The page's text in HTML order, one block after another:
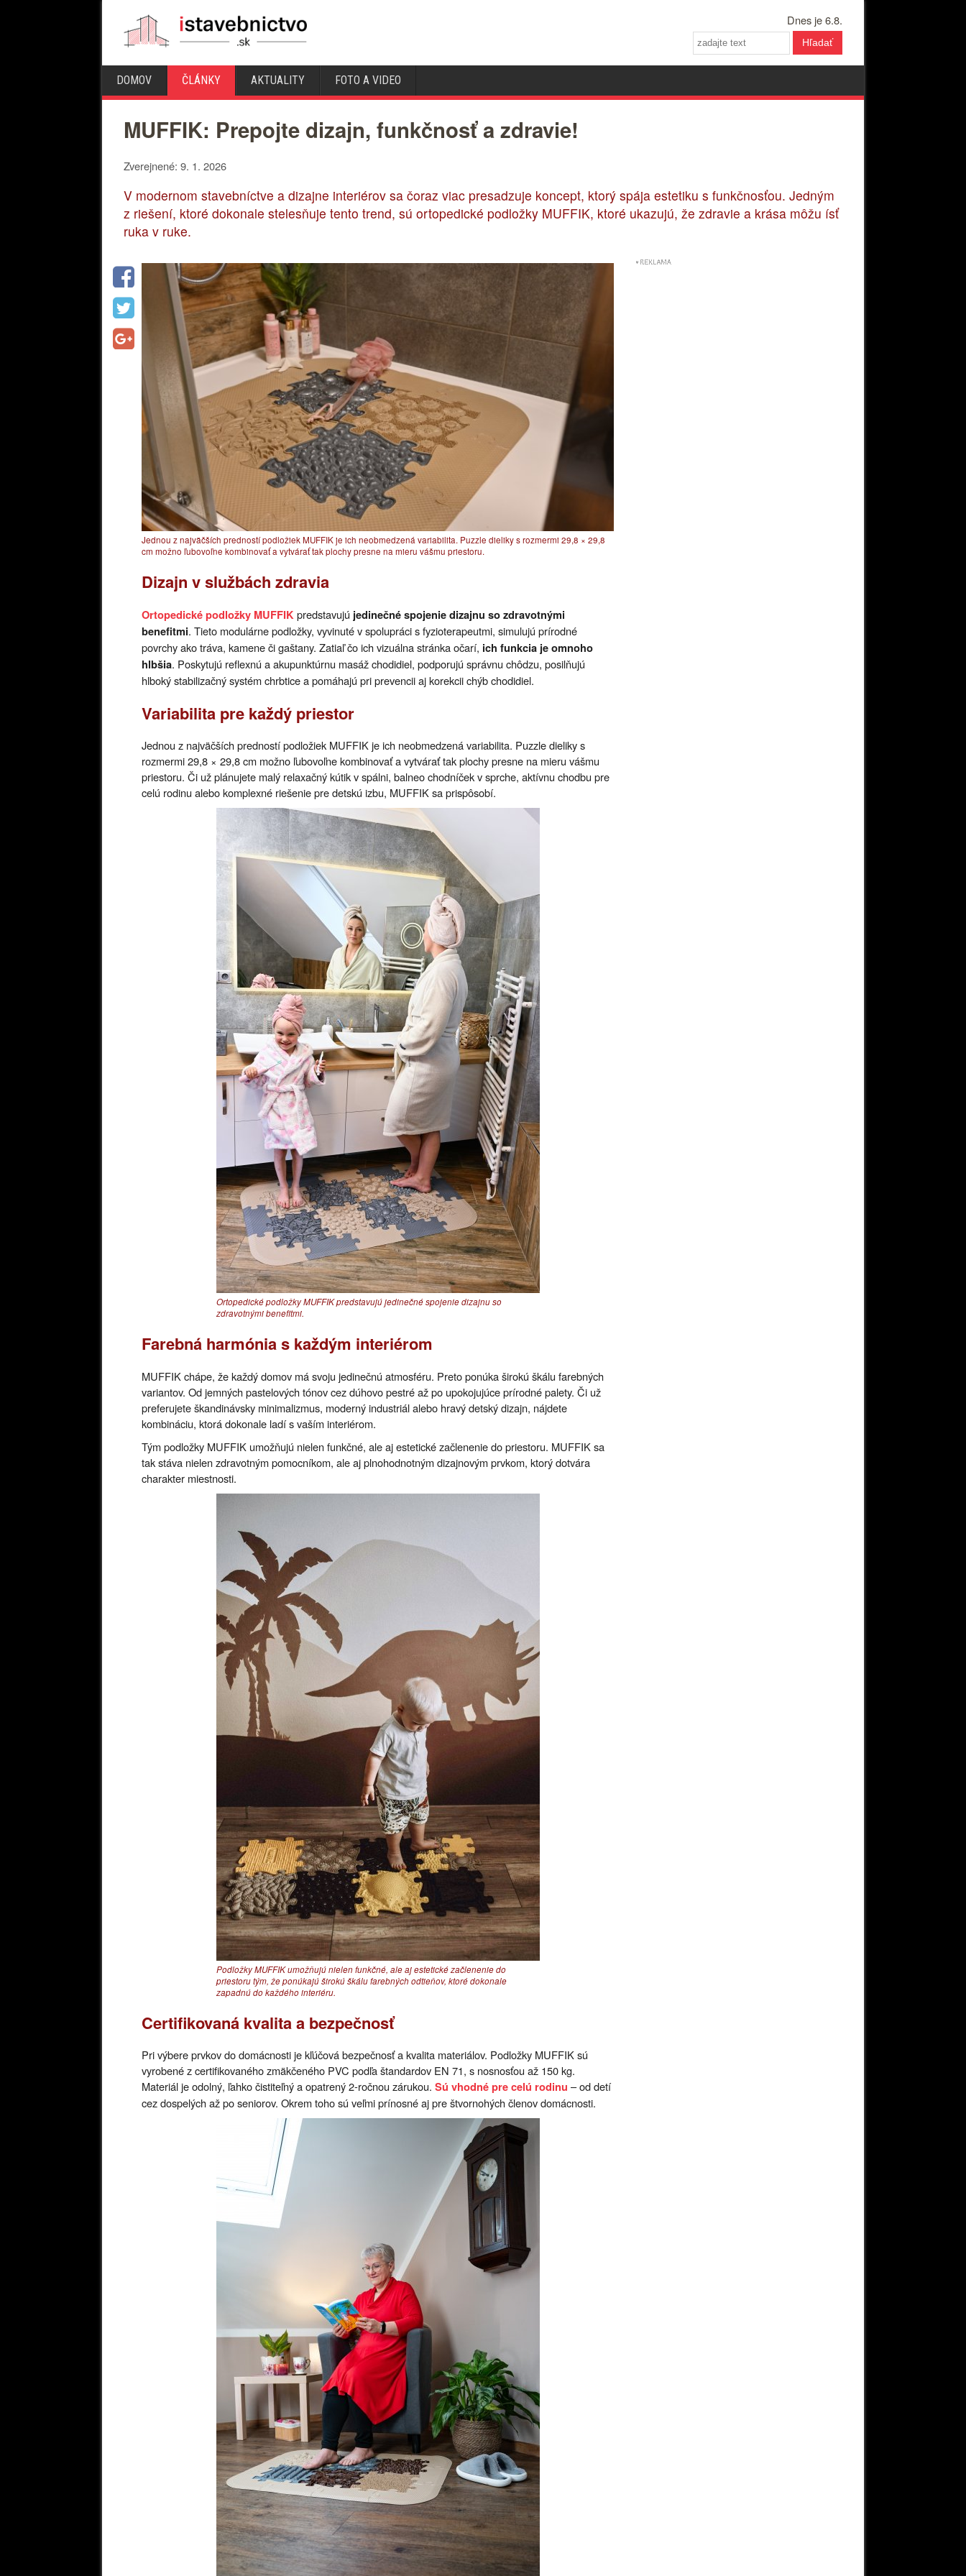
Dnes je 6.8.
Hľadať
DOMOV ČLÁNKY AKTUALITY FOTO A VIDEO
MUFFIK: Prepojte dizajn, funkčnosť a zdravie!
Zverejnené: 9. 1. 2026
V modernom stavebníctve a dizajne interiérov sa čoraz viac presadzuje koncept, ktorý spája estetiku s funkčnosťou. Jedným
z riešení, ktoré dokonale stelesňuje tento trend, sú ortopedické podložky MUFFIK, ktoré ukazujú, že zdravie a krása môžu ísť
ruka v ruke.
Jednou z najväčších predností podložiek MUFFIK je ich neobmedzená variabilita. Puzzle dieliky s rozmermi 29,8 × 29,8
cm možno ľubovoľne kombinovať a vytvárať tak plochy presne na mieru vášmu priestoru.
Dizajn v službách zdravia
Ortopedické podložky MUFFIKpredstavujú jedinečné spojenie dizajnu so zdravotnými
benefitmi. Tieto modulárne podložky, vyvinuté v spolupráci s fyzioterapeutmi, simulujú prírodné
povrchy ako tráva, kamene či gaštany. Zatiaľ čo ich vizuálna stránka očarí, ich funkcia je omnoho
hlbšia. Poskytujú reflexnú a akupunktúrnu masáž chodidiel, podporujú správnu chôdzu, posilňujú
hlboký stabilizačný systém chrbtice a pomáhajú pri prevencii aj korekcii chýb chodidiel.
Variabilita pre každý priestor
Jednou z najväčších predností podložiek MUFFIK je ich neobmedzená variabilita. Puzzle dieliky s
rozmermi 29,8 × 29,8 cm možno ľubovoľne kombinovať a vytvárať tak plochy presne na mieru vášmu
priestoru. Či už plánujete malý relaxačný kútik v spálni, balneo chodníček v sprche, aktívnu chodbu pre
celú rodinu alebo komplexné riešenie pre detskú izbu, MUFFIK sa prispôsobí.
Ortopedické podložky MUFFIK predstavujú jedinečné spojenie dizajnu so
zdravotnými benefitmi.
Farebná harmónia s každým interiérom
MUFFIK chápe, že každý domov má svoju jedinečnú atmosféru. Preto ponúka širokú škálu farebných
variantov. Od jemných pastelových tónov cez dúhovo pestré až po upokojujúce prírodné palety. Či už
preferujete škandinávsky minimalizmus, moderný industriál alebo hravý detský dizajn, nájdete
kombináciu, ktorá dokonale ladí s vaším interiérom.
Tým podložky MUFFIK umožňujú nielen funkčné, ale aj estetické začlenenie do priestoru. MUFFIK sa
tak stáva nielen zdravotným pomocníkom, ale aj plnohodnotným dizajnovým prvkom, ktorý dotvára
charakter miestnosti.
Podložky MUFFIK umožňujú nielen funkčné, ale aj estetické začlenenie do
priestoru tým, že ponúkajú širokú škálu farebných odtieňov, ktoré dokonale
zapadnú do každého interiéru.
Certifikovaná kvalita a bezpečnosť
Pri výbere prvkov do domácnosti je kľúčová bezpečnosť a kvalita materiálov. Podložky MUFFIK sú
vyrobené z certifikovaného zmäkčeného PVC podľa štandardov EN 71, s nosnosťou až 150 kg.
Materiál je odolný, ľahko čistiteľný a opatrený 2-ročnou zárukou. Sú vhodné pre celú rodinu – od detí
cez dospelých až po seniorov. Okrem toho sú veľmi prínosné aj pre štvornohých členov domácnosti.